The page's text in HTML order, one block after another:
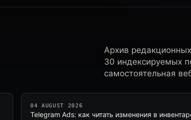
Архив
30 индексируемых
самостоятельная
04 AUGUST 2026
Telegram Ads: как читать изменения в